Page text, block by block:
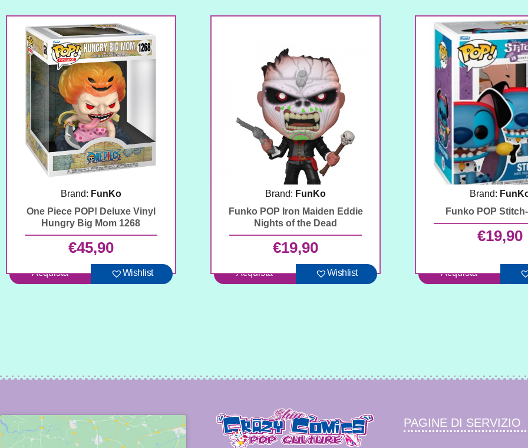
Brand: FunKo
One Piece POP! Deluxe Vinyl
Hungry Big Mom 1268
€45,90
Acquista Wishlist
Brand: FunKo
Funko POP Iron Maiden Eddie
Nights of the Dead
€19,90
Acquista Wishlist
Brand:
Funko POP
€19,90
Acquista
PAGINE DI SERVIZIO